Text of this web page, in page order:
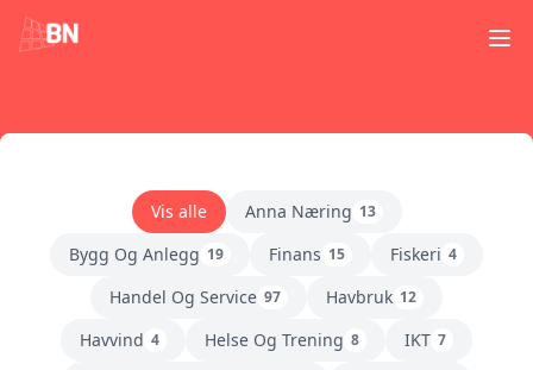
Vis alle Anna Næring 13
Bygg Og Anlegg 19 Finans 15 Fiskeri 4
Handel Og Service 97 Havbruk 12
Havvind 4 Helse Og Trening 8 IKT 7